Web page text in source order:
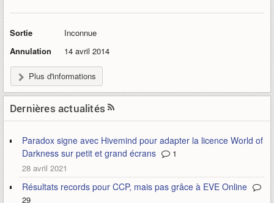
Sortie
Inconnue
Annulation
14 avril 2014
Plus d'informations
Dernières actualités
Paradox signe avec Hivemind pour adapter la licence World of
Darkness sur petit et grand écrans
1
28 avril 2021
Résultats records pour CCP, mais pas grâce à EVE Online
29